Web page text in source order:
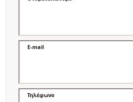
E-mail
Τηλέφωνο